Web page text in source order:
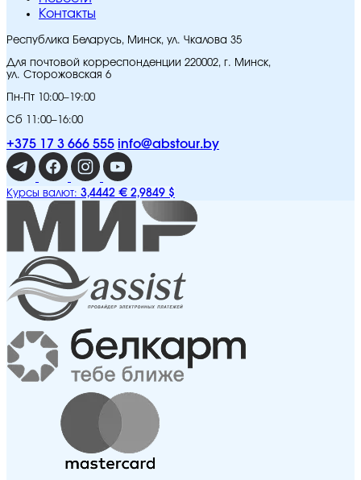
Контакты
Республика Беларусь, Минск, ул. Чкалова 35
Для почтовой корреспонденции 220002, г. Минск,
ул. Сторожовская 6
Пн-Пт 10:00–19:00
Сб 11:00–16:00
+375 17 3 666 555 info@abstour.by
Курсы валют: 3,4442 € 2,9849 $